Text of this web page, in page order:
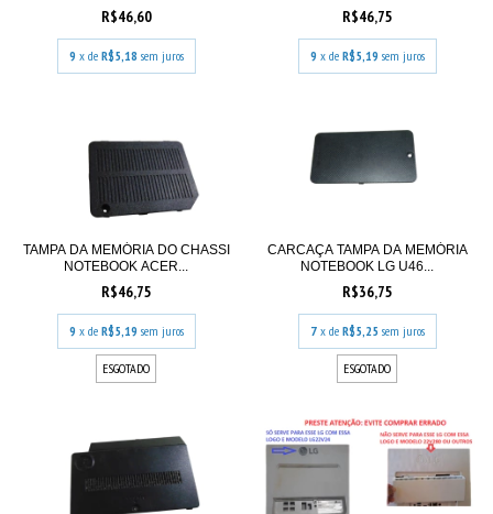
R$46,60
9 x de R$5,18 sem juros
R$46,75
9 x de R$5,19 sem juros
TAMPA DA MEMÓRIA DO CHASSI
NOTEBOOK ACER...
R$46,75
9 x de R$5,19 sem juros
ESGOTADO
CARCAÇA TAMPA DA MEMÓRIA
NOTEBOOK LG U46...
R$36,75
7 x de R$5,25 sem juros
ESGOTADO